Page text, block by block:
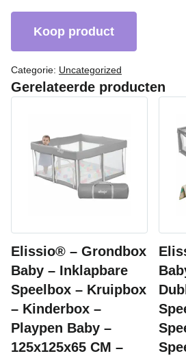
Koop product
Categorie: Uncategorized
Gerelateerde producten
Elissio® – Grondbox
Baby – Inklapbare
Speelbox – Kruipbox
– Kinderbox –
Playpen Baby –
125x125x65 CM –